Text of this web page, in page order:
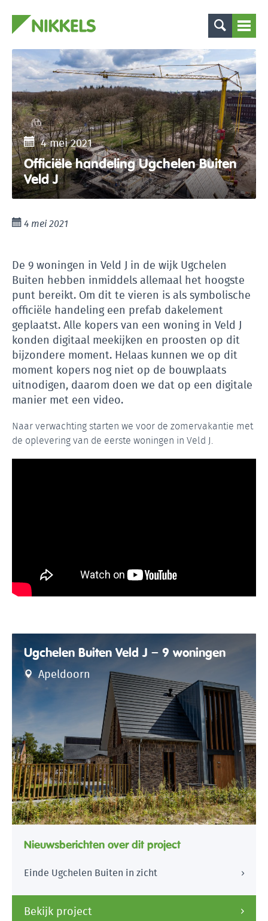
4 mei 2021
Officiële handeling Ugchelen Buiten
Veld J
4 mei 2021
De 9 woningen in Veld J in de wijk Ugchelen
Buiten hebben inmiddels allemaal het hoogste
punt bereikt. Om dit te vieren is als symbolische
officiële handeling een prefab dakelement
geplaatst. Alle kopers van een woning in Veld J
konden digitaal meekijken en proosten op dit
bijzondere moment. Helaas kunnen we op dit
moment kopers nog niet op de bouwplaats
uitnodigen, daarom doen we dat op een digitale
manier met een video.
Naar verwachting starten we voor de zomervakantie met
de oplevering van de eerste woningen in Veld J.
Ugchelen Buiten Veld J – 9 woningen
Apeldoorn
Nieuwsberichten over dit project
Einde Ugchelen Buiten in zicht
Bekijk project